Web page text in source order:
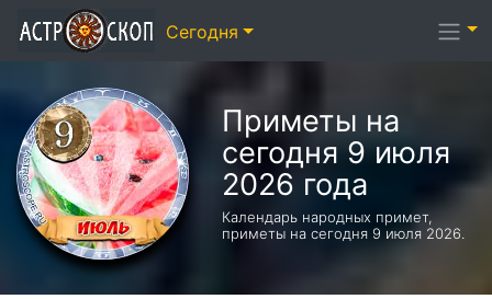
Приметы на
сегодня 9 июля
2026 года
Календарь народных примет,
приметы на сегодня 9 июля 2026.
Сегодня